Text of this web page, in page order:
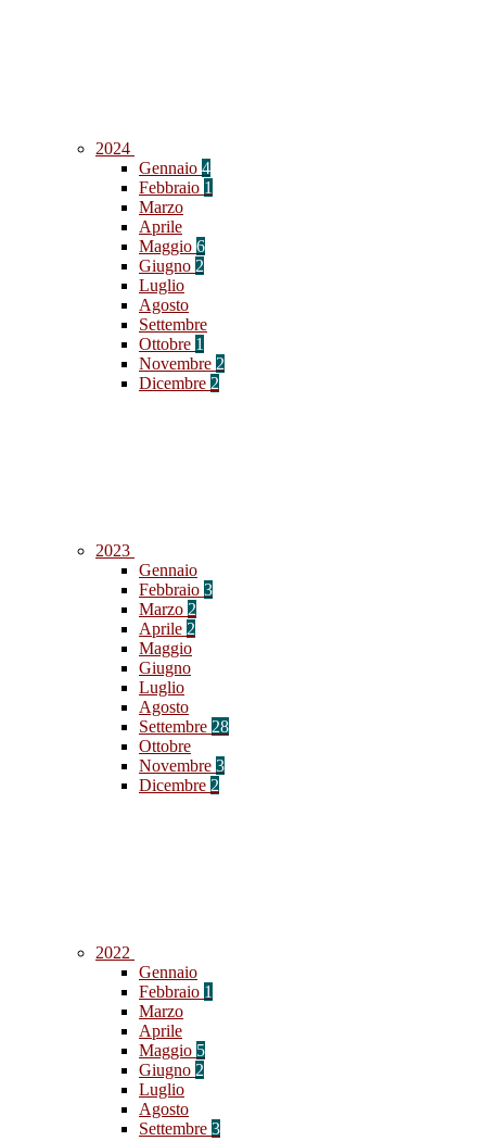
2024
Gennaio 4
Febbraio 1
Marzo
Aprile
Maggio 6
Giugno 2
Luglio
Agosto
Settembre
Ottobre 1
Novembre 2
Dicembre 2
2023
Gennaio
Febbraio 3
Marzo 2
Aprile 2
Maggio
Giugno
Luglio
Agosto
Settembre 28
Ottobre
Novembre 3
Dicembre 2
2022
Gennaio
Febbraio 1
Marzo
Aprile
Maggio 5
Giugno 2
Luglio
Agosto
Settembre 3